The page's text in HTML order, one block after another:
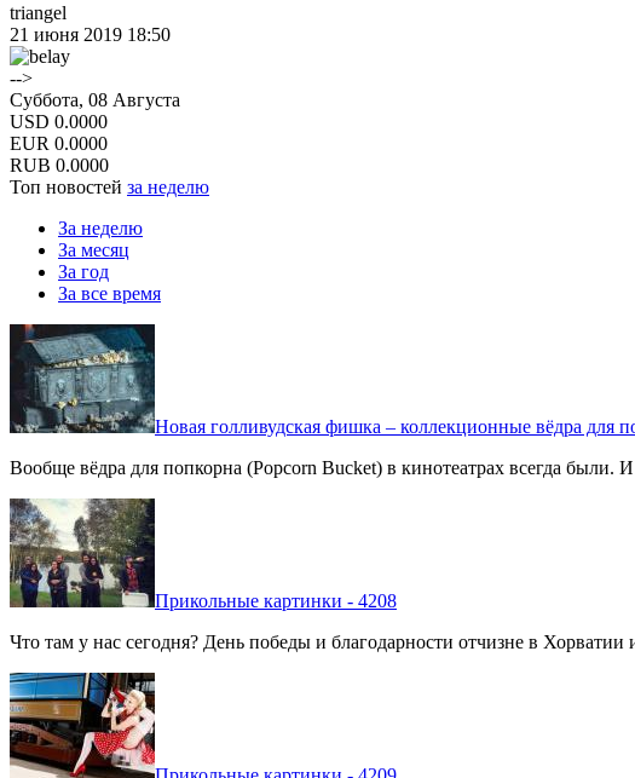
triangel
21 июня 2019 18:50
-->
Суббота, 08 Августа
USD 0.0000
EUR 0.0000
RUB 0.0000
Топ новостей за неделю
За неделю
За месяц
За год
За все время
Новая голливудская фишка – коллекционные вёдра для
Вообще вёдра для попкорна (Popcorn Bucket) в кинотеатрах всегда
Прикольные картинки - 4208
Что там у нас сегодня? День победы и благодарности отчизне в